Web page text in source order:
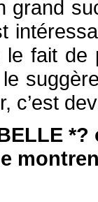
grand
le fait
c’est